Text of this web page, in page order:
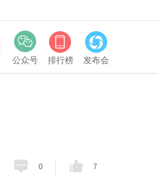
公众号 排行榜 发布会
0 7